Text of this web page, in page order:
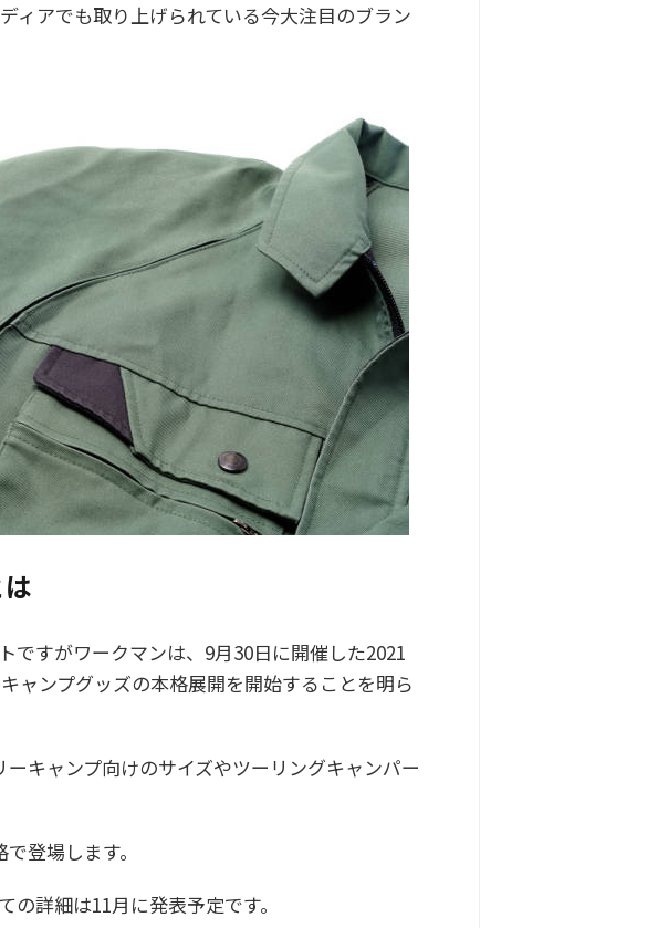
ィアでも取り上げられている今大注目のブラン
ですがワークマンは、9月30日に開催した2021
ャンプグッズの本格展開を開始することを明ら
キャンプ向けのサイズやツーリングキャンパー
登場します。
詳細は11月に発表予定です。